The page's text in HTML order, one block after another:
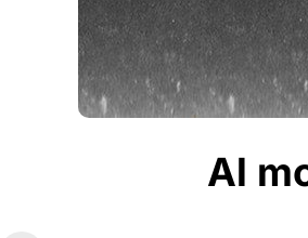
Al